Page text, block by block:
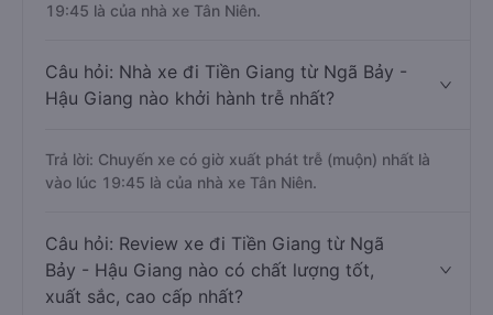
19:45 là của nhà xe Tân Niên.
Câu hỏi: Nhà xe đi Tiền Giang từ Ngã Bảy -
Hậu Giang nào khởi hành trễ nhất?
Trả lời: Chuyến xe có giờ xuất phát trễ (muộn) nhất là
vào lúc 19:45 là của nhà xe Tân Niên.
Câu hỏi: Review xe đi Tiền Giang từ Ngã
Bảy - Hậu Giang nào có chất lượng tốt,
xuất sắc, cao cấp nhất?